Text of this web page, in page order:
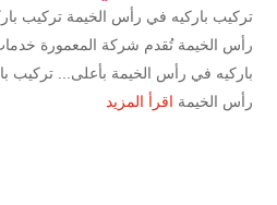
تركيب باركيه في رأس الخيمة تركيب
رأس الخيمة تُقدم شركة المعمورة
باركيه في رأس الخيمة بأعلى... تركيب
رأس الخيمة اقرأ المزيد